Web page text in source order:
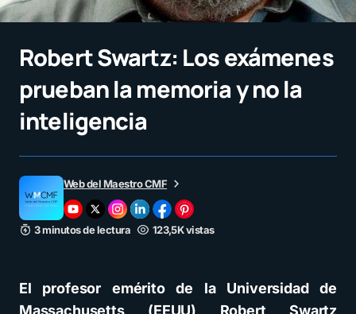
Robert Swartz: Los exámenes
prueban la memoria y no la
inteligencia
Web del Maestro CMF
3 minutos de lectura 123,5K vistas
El profesor emérito de la Universidad de
Massachusetts (EEUU) Robert Swartz